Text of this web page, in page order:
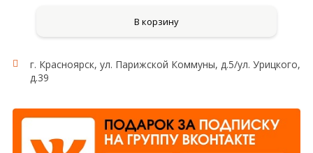
В корзину
г. Красноярск, ул. Парижской Коммуны, д.5/ул. Урицкого,
д.39